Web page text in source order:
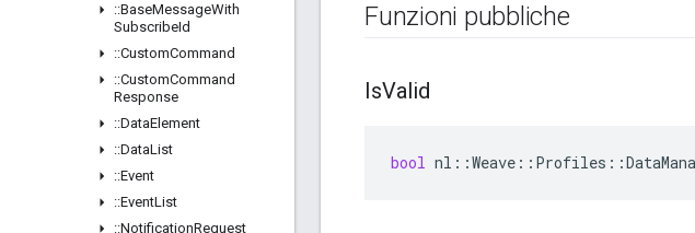
::BaseMessageWith
SubscribeId
::CustomCommand
::CustomCommand
Response
::DataElement
::DataList
::Event
::EventList
::NotificationRequest
Funzioni pubbliche
IsValid
bool nl ::Weave :: Profiles ::